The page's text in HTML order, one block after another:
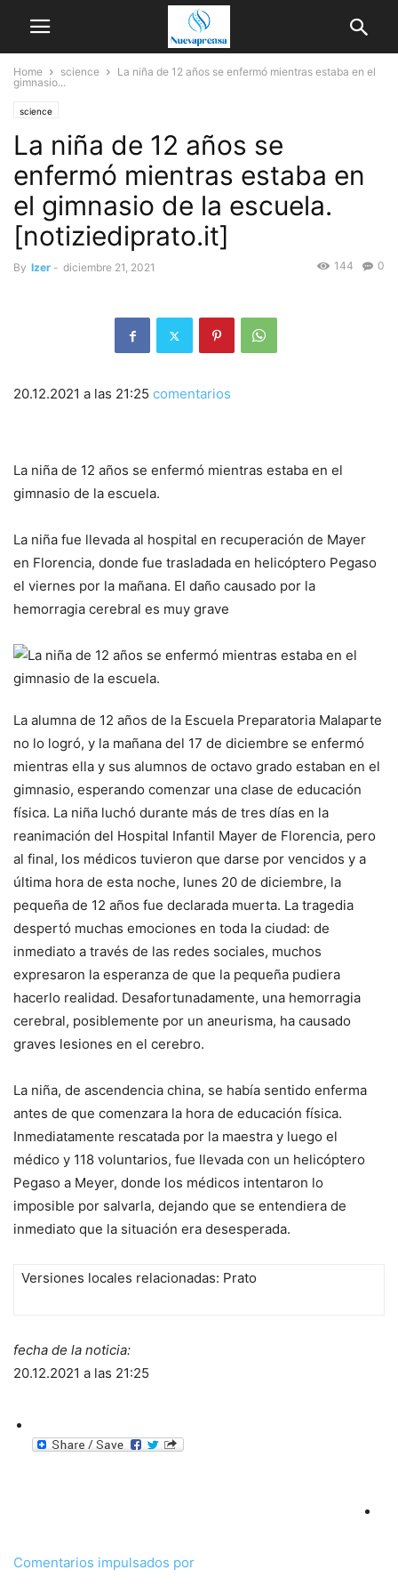
Home science
La niña de 12 años se enfermó mientras estaba en el
gimnasio...
science
La niña de 12 años se
enfermó mientras estaba en
el gimnasio de la escuela.
[notiziediprato.it]
By Izer - diciembre 21, 2021 0
144
20.12.2021 a las 21:25 comentarios
La niña de 12 años se enfermó mientras estaba en el
gimnasio de la escuela.
La niña fue llevada al hospital en recuperación de Mayer
en Florencia, donde fue trasladada en helicóptero Pegaso
el viernes por la mañana. El daño causado por la
hemorragia cerebral es muy grave
La alumna de 12 años de la Escuela Preparatoria Malaparte
no lo logró, y la mañana del 17 de diciembre se enfermó
mientras ella y sus alumnos de octavo grado estaban en el
gimnasio, esperando comenzar una clase de educación
física. La niña luchó durante más de tres días en la
reanimación del Hospital Infantil Mayer de Florencia, pero
al final, los médicos tuvieron que darse por vencidos y a
última hora de esta noche, lunes 20 de diciembre, la
pequeña de 12 años fue declarada muerta. La tragedia
despertó muchas emociones en toda la ciudad: de
inmediato a través de las redes sociales, muchos
expresaron la esperanza de que la pequeña pudiera
hacerlo realidad. Desafortunadamente, una hemorragia
cerebral, posiblemente por un aneurisma, ha causado
graves lesiones en el cerebro.
La niña, de ascendencia china, se había sentido enferma
antes de que comenzara la hora de educación física.
Inmediatamente rescatada por la maestra y luego el
médico y 118 voluntarios, fue llevada con un helicóptero
Pegaso a Meyer, donde los médicos intentaron lo
imposible por salvarla, dejando que se entendiera de
inmediato que la situación era desesperada.
Versiones locales relacionadas: Prato
fecha de la noticia:
20.12.2021 a las 21:25
Comentarios impulsados ​​por